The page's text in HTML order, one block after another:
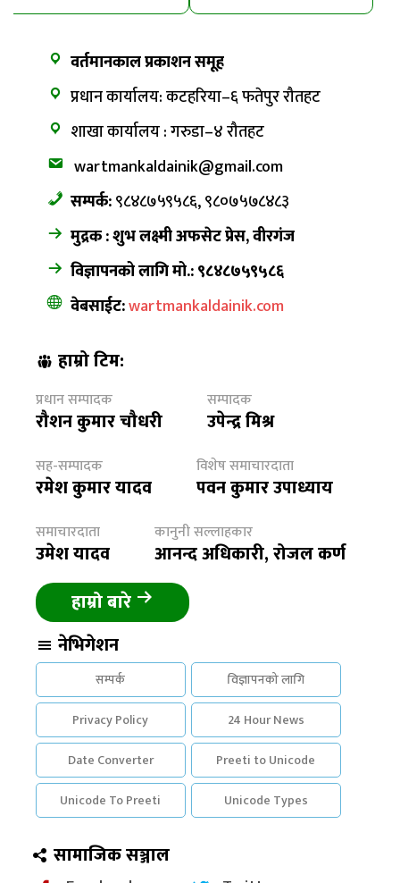
वर्तमानकाल प्रकाशन समूह
प्रधान कार्यालय: कटहरिया–६ फतेपुर रौतहट
शाखा कार्यालय : गरुडा–४ रौतहट
wartmankaldainik@gmail.com
सम्पर्क:९८४८७५९५८६, ९८०७५७८४८३
मुद्रक : शुभ लक्ष्मी अफसेट प्रेस, वीरगंज
विज्ञापनको लागि मो.: ९८४८७५९५८६
वेबसाईट:wartmankaldainik.com
हाम्रो टिम:
प्रधान सम्पादक
रौशन कुमार चौधरी
सम्पादक
उपेन्द्र मिश्र
सह-सम्पादक
रमेश कुमार यादव
विशेष समाचारदाता
पवन कुमार उपाध्याय
समाचारदाता
उमेश यादव
कानुनी सल्लाहकार
आनन्द अधिकारी, रोजल कर्ण
हाम्रो बारे
नेभिगेशन
सम्पर्क
विज्ञापनको लागि
Privacy Policy
24 Hour News
Date Converter
Preeti to Unicode
Unicode To Preeti
Unicode Types
सामाजिक सञ्जाल